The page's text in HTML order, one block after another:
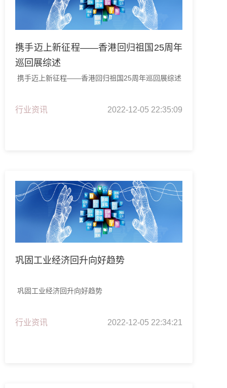
携手迈上新征程——香港回归祖国25周年
巡回展综述
携手迈上新征程——香港回归祖国25周年巡回展综述
行业资讯 2022-12-05 22:35:09
巩固工业经济回升向好趋势
巩固工业经济回升向好趋势
行业资讯 2022-12-05 22:34:21